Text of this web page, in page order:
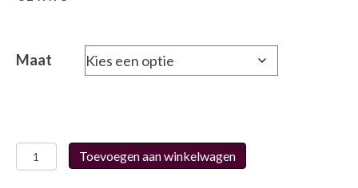
Maat
Berkelmans
2520076347
Toevoegen aan winkelwagen